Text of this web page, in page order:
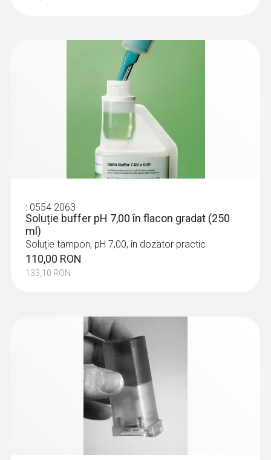
Diametru tijă sondă
Tip baterie
Durata de viață baterie
80 h (Auto Off 10 Min)
Dimensiune afișaj
Interval de măsurare
: 0554 2063
Soluție buffer pH 7,00 în flacon gradat (250
ml)
Soluție tampon, pH 7,00, în dozator practic
110,00 RON
133,10 RON